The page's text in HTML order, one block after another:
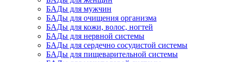
БАДы для мужчин
БАДы для очищения организма
БАДы для кожи, волос, ногтей
БАДы для нервной системы
БАДы для сердечно сосудистой системы
БАДы для пищеварительной системы